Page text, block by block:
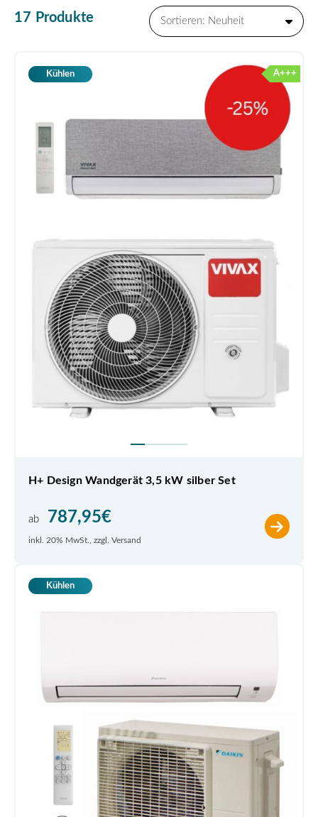
17 Produkte
Kühlen A+++
H+ Design Wandgerät 3,5 kW silber Set
ab 787,95€
inkl. 20% MwSt., zzgl. Versand
Kühlen